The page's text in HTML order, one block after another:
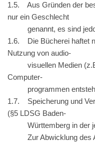
1.5. Aus Gründen der
nur ein Geschlecht
genannt, es sind
1.6. Die Bücherei haftet
Nutzung von audio-
visuellen Medien (z.B.
Computer-
programmen
1.7. Speicherung und
(§5 LDSG Baden-
Württemberg in der
Zur Abwicklung des